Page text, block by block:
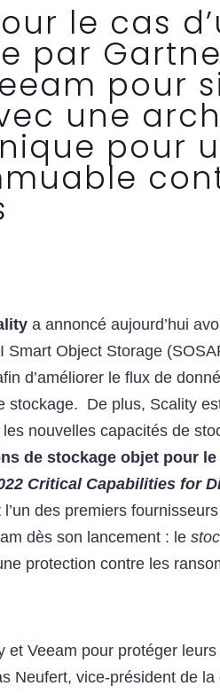
le cas
par
pour
une
pour
a annoncé aujourd’hui
Smart Object Storage
d’améliorer le flux de
stockage. De plus, Scality
les nouvelles capacités de
de stockage objet pour le
Critical Capabilities for
des premiers
dès son lancement : le
protection contre les
et Veeam pour protéger
Neufert, vice-président de